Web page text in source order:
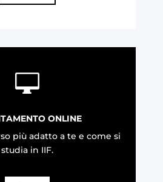

ONLINE
più adatto a te e come si
studia in IIF.